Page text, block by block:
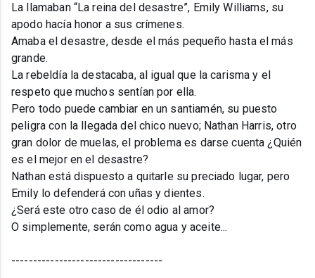
La llamaban “La reina del desastre”, Emily Williams, su
apodo hacía honor a sus crímenes.
Amaba el desastre, desde el más pequeño hasta el más
grande.
La rebeldía la destacaba, al igual que la carisma y el
respeto que muchos sentían por ella.
Pero todo puede cambiar en un santiamén, su puesto
peligra con la llegada del chico nuevo; Nathan Harris, otro
gran dolor de muelas, el problema es darse cuenta ¿Quién
es el mejor en el desastre?
Nathan está dispuesto a quitarle su preciado lugar, pero
Emily lo defenderá con uñas y dientes.
¿Será este otro caso de él odio al amor?
O simplemente, serán como agua y aceite...
-----------------------------------